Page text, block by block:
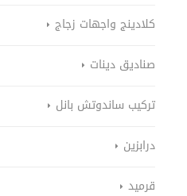
كلادينج واجهات زجاج
صناديق دينات
تركيب ساندوتش بانل
درابزين
قرميد